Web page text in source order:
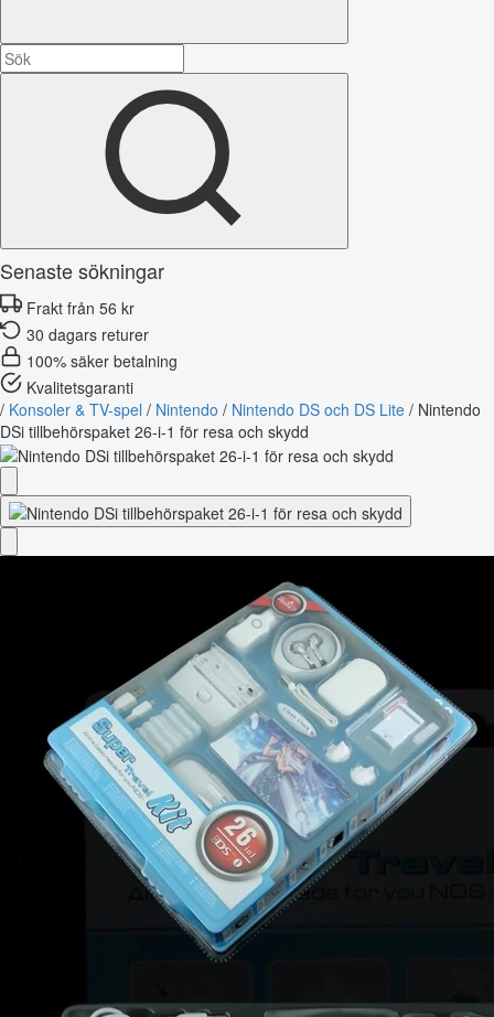
Senaste sökningar
Frakt från 56 kr
30 dagars returer
100% säker betalning
Kvalitetsgaranti
/ Konsoler & TV-spel / Nintendo / Nintendo DS och DS Lite / Nintendo
DSi tillbehörspaket 26-i-1 för resa och skydd